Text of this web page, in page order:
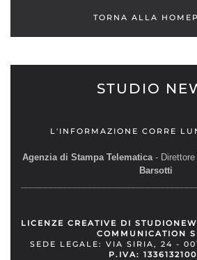
TORNA ALLA
STUDIO
L'INFORMAZIONE CORRE
Agenzia di Stampa Telematica- Direttore
Barsotti
LICENZE CREATIVE DI
COMMUNICATION
SEDE LEGALE: VIA SIRIA, 24 -
P.IVA: